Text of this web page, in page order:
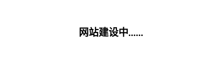
网站建设中......